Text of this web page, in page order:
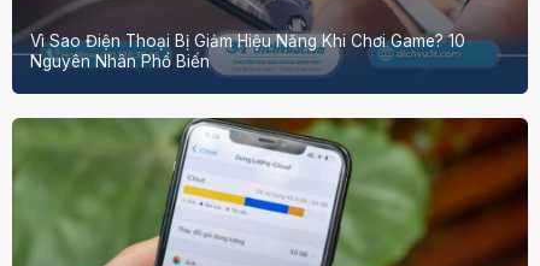
Vì Sao Điện Thoại Bị Giảm Hiệu Năng Khi Chơi Game? 10
Nguyên Nhân Phổ Biến